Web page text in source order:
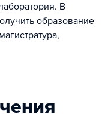
В
образование